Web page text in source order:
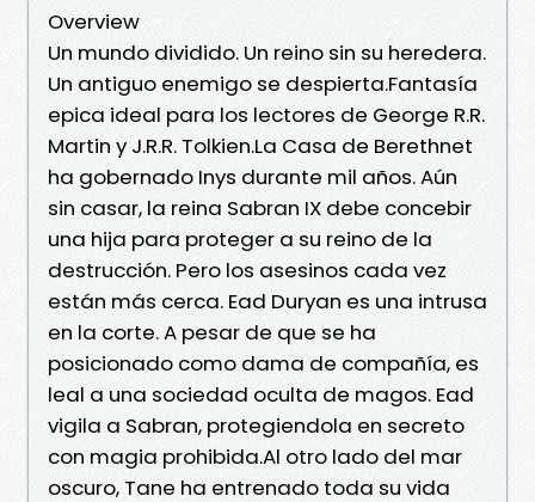
Overview
Un mundo dividido. Un reino sin su heredera.
Un antiguo enemigo se despierta.Fantasía
epica ideal para los lectores de George R.R.
Martin y J.R.R. Tolkien.La Casa de Berethnet
ha gobernado Inys durante mil años. Aún
sin casar, la reina Sabran IX debe concebir
una hija para proteger a su reino de la
destrucción. Pero los asesinos cada vez
están más cerca. Ead Duryan es una intrusa
en la corte. A pesar de que se ha
posicionado como dama de compañía, es
leal a una sociedad oculta de magos. Ead
vigila a Sabran, protegiendola en secreto
con magia prohibida.Al otro lado del mar
oscuro, Tane ha entrenado toda su vida